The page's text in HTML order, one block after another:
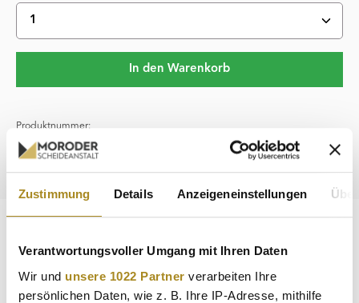
Zustimmung Details Anzeigeneinstellungen
Verantwortungsvoller Umgang mit Ihren Daten
Wir und unsere 1022 Partner verarbeiten Ihre
persönlichen Daten, wie z. B. Ihre IP-Adresse, mithilfe
Produkt Anzahl: Gib den gewünschten Wert ein
In den Warenkorb
Produktnummer:
PL0000500
Hersteller:
Diverse
Platin gilt als eines der seltensten Edelmetalle auf der Erde.
Die jährliche Fördermenge ist entsprechend gering. Bislang
be…Mehr